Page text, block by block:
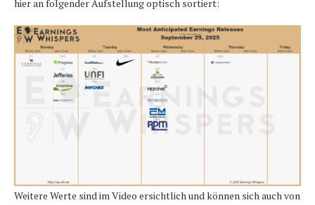
hier an folgender Aufstellung optisch sortiert:
Weitere Werte sind im Video ersichtlich und können sich auch von